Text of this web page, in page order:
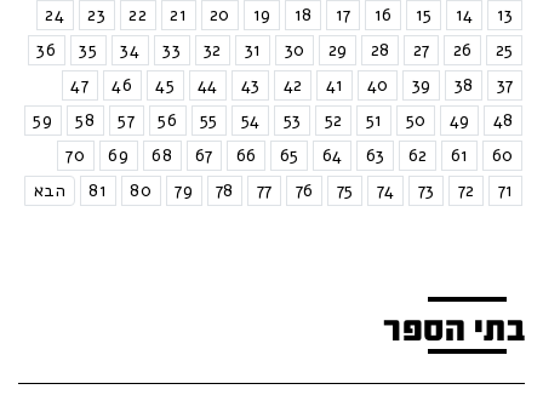
13
14
15
16
17
18
19
20
21
22
23
24
25
26
27
28
29
30
31
32
33
34
35
36
37
38
39
40
41
42
43
44
45
46
47
48
49
50
51
52
53
54
55
56
57
58
59
60
61
62
63
64
65
66
67
68
69
70
71
72
73
74
75
76
77
78
79
80
81 הבא
בתי הספר